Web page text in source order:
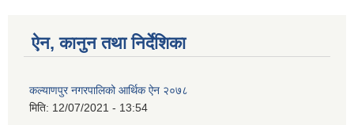
ऐन, कानुन तथा निर्देशिका
कल्याणपुर नगरपालिको आर्थिक ऐन २०७८
मिति: 12/07/2021 - 13:54